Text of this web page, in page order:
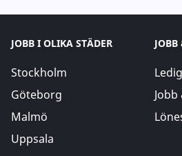
JOBB I OLIKA STÄDER
Stockholm
Göteborg
Malmö
Uppsala